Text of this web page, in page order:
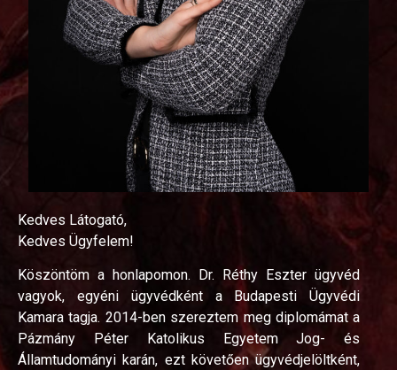
Kedves Látogató,
Kedves Ügyfelem!
Köszöntöm a honlapomon. Dr. Réthy Eszter ügyvéd
vagyok, egyéni ügyvédként a Budapesti Ügyvédi
Kamara tagja. 2014-ben szereztem meg diplomámat a
Pázmány Péter Katolikus Egyetem Jog- és
Államtudományi karán, ezt követően ügyvédjelöltként,